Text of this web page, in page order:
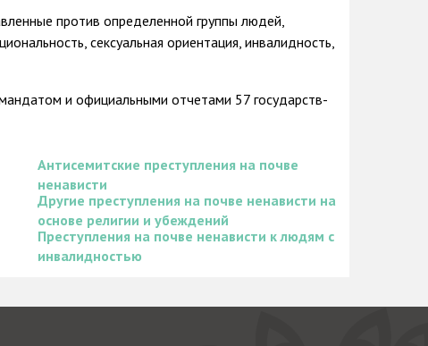
против определенной группы людей,
сексуальная ориентация, инвалидность,
и официальными отчетами 57 государств-
Антисемитские преступления на почве
ненависти
Другие преступления на почве ненависти на
основе религии и убеждений
Преступления на почве ненависти к людям с
инвалидностью